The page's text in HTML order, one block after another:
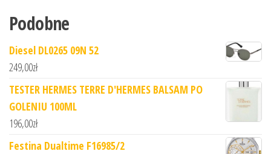
Podobne
Diesel DL0265 09N 52
249,00zł
TESTER HERMES TERRE D'HERMES BALSAM PO
GOLENIU 100ML
196,00zł
Festina Dualtime F16985/2